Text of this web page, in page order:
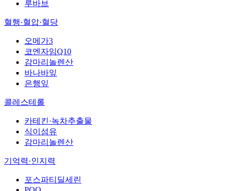
루바브
혈행·혈압·혈당
오메가3
코엔자임Q10
감마리놀렌산
바나바잎
은행잎
콜레스테롤
카테킨·녹차추출물
식이섬유
감마리놀렌산
기억력·인지력
포스파티딜세린